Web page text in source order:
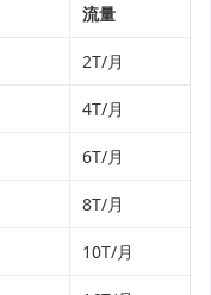
流量
2T/月
4T/月
6T/月
8T/月
10T/月